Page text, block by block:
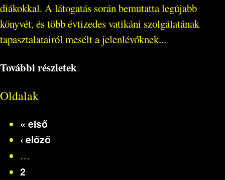
diákokkal. A látogatás során bemutatta legújabb
könyvét, és több évtizedes vatikáni szolgálatának
tapasztalatairól mesélt a jelenlévőknek...
További részletek
Oldalak
« első
‹ előző
…
2